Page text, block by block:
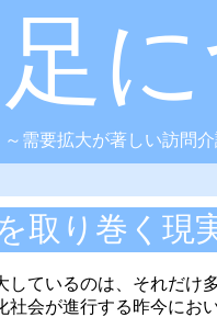
足
～需要拡大が著しい訪問
取り巻く現
しているのは、それだけ
社会が進行する昨今にお